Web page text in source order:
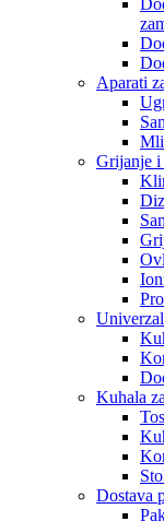
Aparati
Grijanje i
Kuhala
Dostava